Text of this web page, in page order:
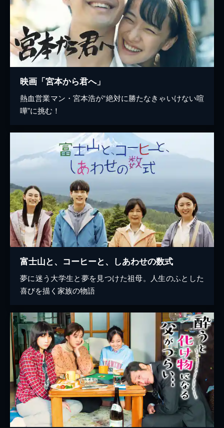
映画「宮本から君へ」
熱血営業マン・宮本浩が“絶対に勝たなきゃいけない喧
嘩”に挑む！
富士山と、コーヒーと、しあわせの数式
夢に迷う大学生と夢を見つけた祖母。人生のふとした
喜びを描く家族の物語